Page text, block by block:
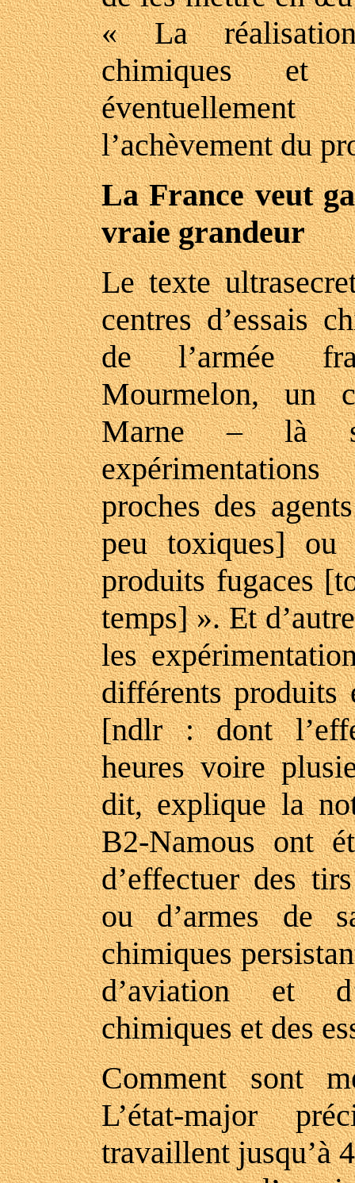
« La
chimiques et
l’achèvement du
La France veut
vraie grandeur
Le texte
centres d’essais
de l’armée
Mourmelon, un
Marne – là
proches des
peu toxiques] ou
produits fugaces
temps] ». Et
les
différents produits
[ndlr : dont
heures voire
dit, explique la
B2-Namous ont
d’effectuer des
ou d’armes de
chimiques
d’aviation et
chimiques et des
Comment sont
L’état-major
travaillent jusqu’à